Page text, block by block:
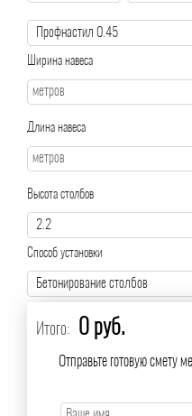
Ширина навеса
Длина навеса
Высота столбов
Способ установки
Итого: 0 руб.
Отправьте готовую смету